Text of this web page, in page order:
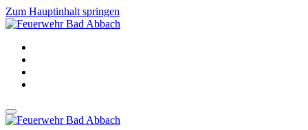
Zum Hauptinhalt springen